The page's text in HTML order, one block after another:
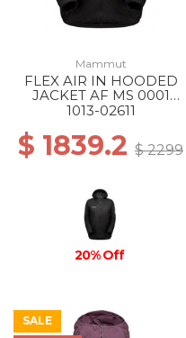
Mammut
FLEX AIR IN HOODED
JACKET AF MS 0001
BLACK
1013-02611
$ 1839.2 $ 2299
20% Off
SALE